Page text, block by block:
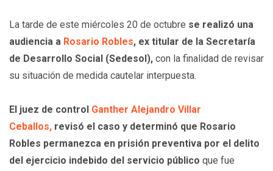
La tarde de este miércoles 20 de octubre se realizó una
audiencia a Rosario Robles, ex titular de la Secretaría
de Desarrollo Social (Sedesol), con la finalidad de revisar
su situación de medida cautelar interpuesta.
El juez de control Ganther Alejandro Villar
Ceballos, revisó el caso y determinó que Rosario
Robles permanezca en prisión preventiva por el delito
del ejercicio indebido del servicio público que fue